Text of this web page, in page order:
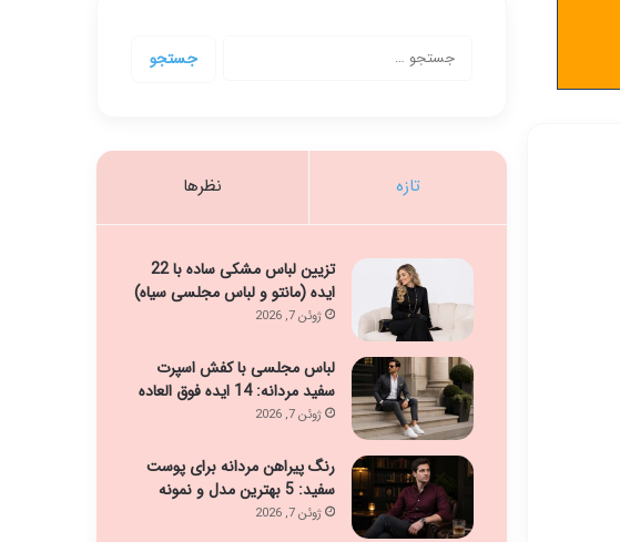
تازه نظرها
تزیین لباس مشکی ساده با 22
ایده (مانتو و لباس مجلسی سیاه)
ژوئن 7, 2026
لباس مجلسی با کفش اسپرت
سفید مردانه: 14 ایده فوق العاده
ژوئن 7, 2026
رنگ پیراهن مردانه برای پوست
سفید: 5 بهترین مدل و نمونه
ژوئن 7, 2026